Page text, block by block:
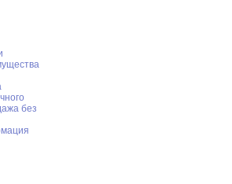
без